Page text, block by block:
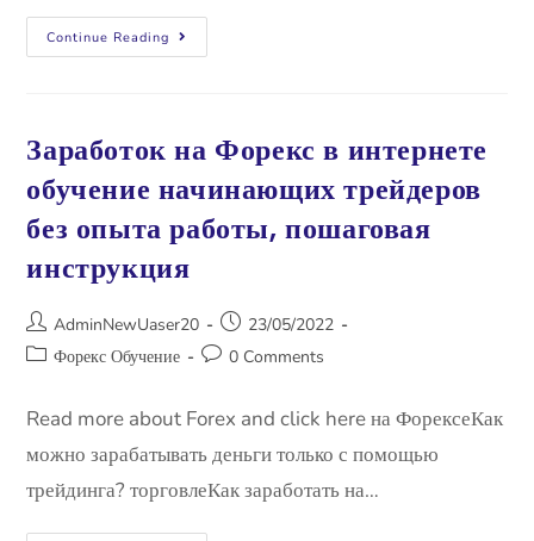
Continue Reading
Заработок на Форекс в интернете
обучение начинающих трейдеров
без опыта работы, пошаговая
инструкция
AdminNewUaser20
23/05/2022
Форекс Обучение
0 Comments
Read more about Forex and click here на ФорексеКак
можно зарабатывать деньги только с помощью
трейдинга? торговлеКак заработать на…